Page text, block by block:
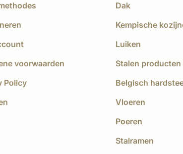
voorwaarden
Policy
Dak
Kempische
Luiken
Stalen producten
Belgisch
Vloeren
Poeren
Stalramen